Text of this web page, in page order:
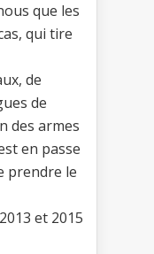
que les
qui tire
de
de
des armes
en passe
prendre le
et 2015